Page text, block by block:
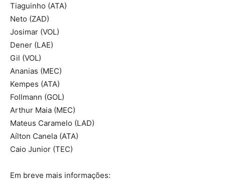
Tiaguinho (ATA)
Neto (ZAD)
Josimar (VOL)
Dener (LAE)
Gil (VOL)
Ananias (MEC)
Kempes (ATA)
Follmann (GOL)
Arthur Maia (MEC)
Mateus Caramelo (LAD)
Aílton Canela (ATA)
Caio Junior (TEC)
Em breve mais informações: